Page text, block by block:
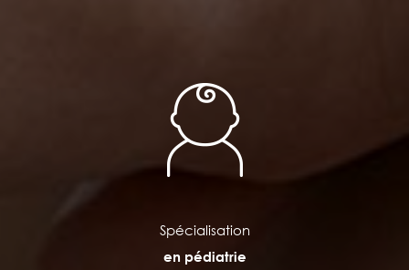
Spécialisation
en pédiatrie